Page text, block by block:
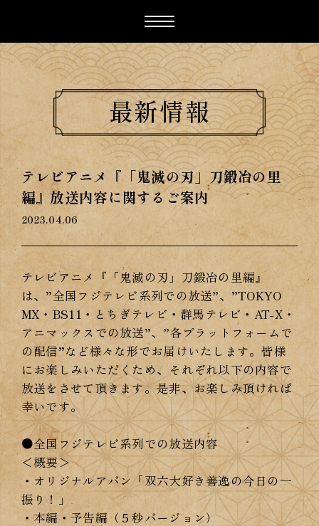
最新情報
テレビアニメ『「鬼滅の刃」刀鍛冶の里
編』放送内容に関するご案内
2023.04.06
テレビアニメ『「鬼滅の刃」刀鍛冶の里編』
は、”全国フジテレビ系列での放送”、”TOKYO
MX・BS11・とちぎテレビ・群馬テレビ・AT-X・
アニマックスでの放送”、”各プラットフォームで
の配信”など様々な形でお届けいたします。皆様
にお楽しみいただくため、それぞれ以下の内容で
放送をさせて頂きます。是非、お楽しみ頂ければ
幸いです。
●全国フジテレビ系列での放送内容
＜概要＞
・オリジナルアバン「双六大好き善逸の今日の一
振り！」
・本編・予告編（５秒バージョン）